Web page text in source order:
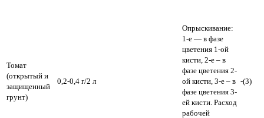
Томат
(открытый и
защищенный
грунт)
0,2-0,4 г/2 л
Опрыскивание:
1-е — в фазе
цветения 1-ой
кисти, 2-е – в
фазе цветения 2-
ой кисти, 3-е – в
фазе цветения 3-
ей кисти. Расход
рабочей
-(3)